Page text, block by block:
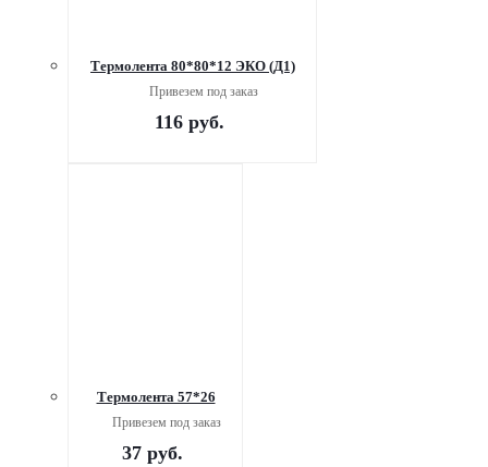
Термолента 80*80*12 ЭКО (Д1)
Привезем под заказ
116руб.
Термолента 57*26
Привезем под заказ
37руб.